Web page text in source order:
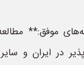
موفق:**
در ایران و